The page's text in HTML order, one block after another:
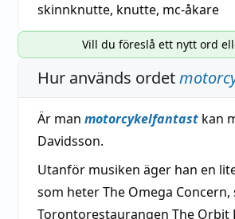
skinnknutte, knutte, mc-åkare
Vill du föreslå ett nytt ord
Hur används ordet
Är man motorcykelfantast kan
Davidsson.
Utanför musiken äger han en
som heter The Omega
Torontorestaurangen The Orbit